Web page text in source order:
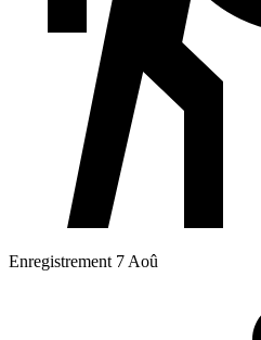
Enregistrement 7 Aoû